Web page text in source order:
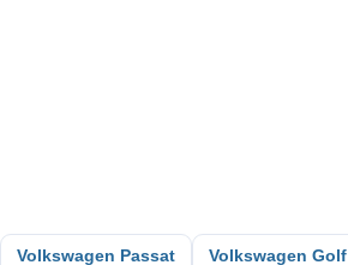
Volkswagen Passat Volkswagen Golf